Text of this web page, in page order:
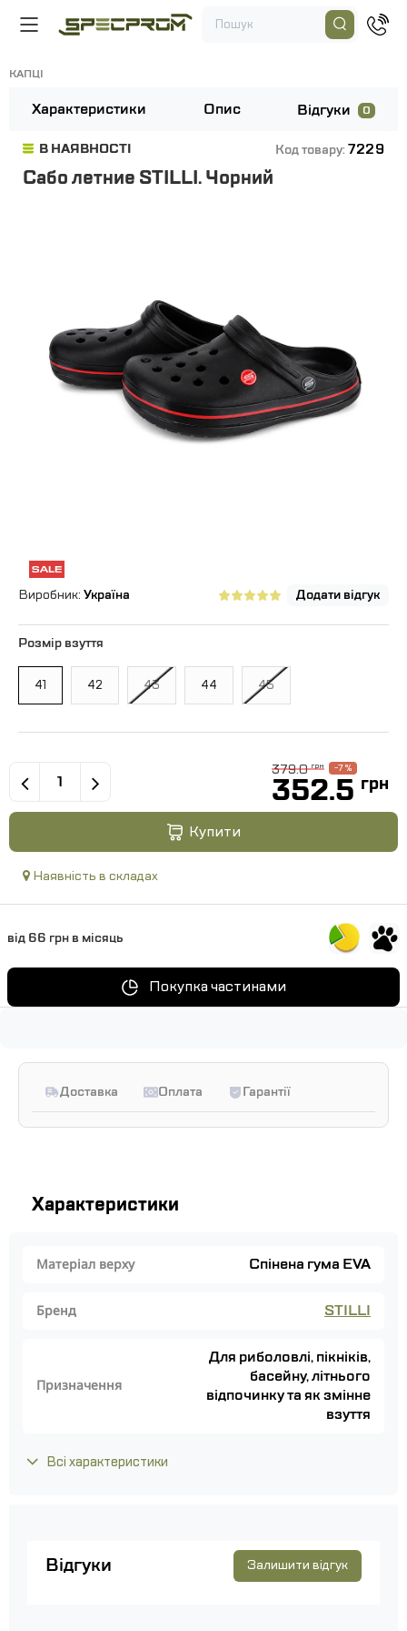
КАПЦІ
Характеристики Опис Відгуки 0
В НАЯВНОСТІ Код товару:7229
Сабо летние STILLI. Чорний
Додати відгук
Виробник: Україна
Розмір взуття
41 42 43 44 45
379.0грн -7 %
352.5 грн
Купити
Наявність в складах
від 66 грн в місяць
Покупка частинами
Доставка Оплата Гарантії
Характеристики
Матеріал верху Спінена гума EVA
Бренд STILLI
Призначення
Для риболовлі, пікніків,
басейну, літнього
відпочинку та як змінне
взуття
Всі характеристики
Відгуки Залишити відгук